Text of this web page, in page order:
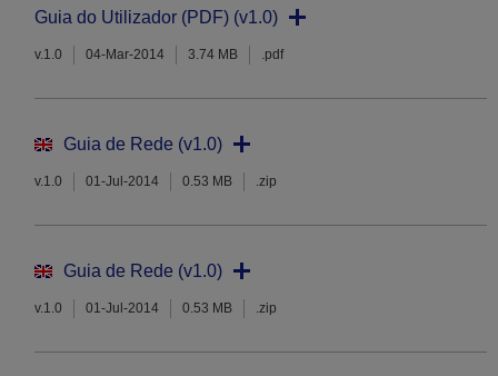
Guia do Utilizador (PDF) (v1.0)
v.1.0 04-Mar-2014 3.74 MB .pdf
Guia de Rede (v1.0)
v.1.0 01-Jul-2014 0.53 MB .zip
Guia de Rede (v1.0)
v.1.0 01-Jul-2014 0.53 MB .zip